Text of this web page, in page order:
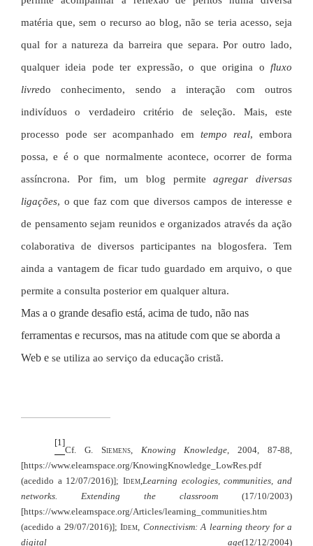
matéria que, sem o recurso ao blog, não se teria acesso, seja
qual for a natureza da barreira que separa. Por outro lado,
qualquer ideia pode ter expressão, o que origina o fluxo
livredo conhecimento, sendo a interação com outros
indivíduos o verdadeiro critério de seleção. Mais, este
processo pode ser acompanhado em tempo real, embora
possa, e é o que normalmente acontece, ocorrer de forma
assíncrona. Por fim, um blog permiteagregar diversas
ligações, o que faz com que diversos campos de interesse e
de pensamento sejam reunidos e organizados através da ação
colaborativa de diversos participantes na blogosfera. Tem
ainda a vantagem de ficar tudo guardado em arquivo, o que
permite a consulta posterior em qualquer altura.
Mas a o grande desafio está, acima de tudo, não nas
ferramentas e recursos, mas na atitude com que se aborda a
Web e se utiliza ao serviço da educação cristã.
[1]
Cf. G. Siemens, Knowing Knowledge, 2004, 87-88,
[https://www.elearnspace.org/KnowingKnowledge_LowRes.pdf
(acedido a 12/07/2016)]; Idem,Learning ecologies, communities, and
networks. Extending the classroom (17/10/2003)
[https://www.elearnspace.org/Articles/learning_communities.htm
(acedido a 29/07/2016)];Idem, Connectivism: A learning theory for a
digital age(12/12/2004)